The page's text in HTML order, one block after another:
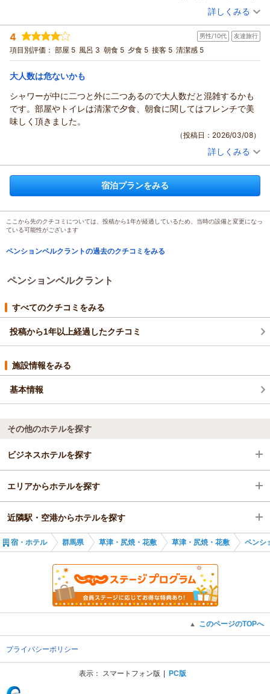
投稿者： やにゅさん(女性/50代)
宿泊プラン： ◇ファミリープラン◇和洋室《洗面台・トイレつき》
和洋室
朝・夕
宿泊価格帯： 14,001～15,000円(大人一人あたり/税込)
詳しくみる
4 男性/10代 友達旅行
項目別評価： 部屋 5 風呂 3 朝食 5 夕食 5 接客 5 清潔感 5
大人数は危ないかも
シャワーが中に二つと外に二つあるので大人数だと混雑するかも
です。部屋やトイレは清潔で夕食、朝食に関してはフレンチで美
味しく頂きました。
（投稿日：2026/03/08）
投稿者： せいさん(男性/10代)
宿泊プラン： 温泉三昧プラン《お得な大滝の湯利用券付♪》
和洋室
詳しくみる
宿泊プランをみる
ここから先のクチコミについては、投稿から1年が経過しているため、当時の設備と変更になっ
ている可能性がございます
ペンションベルクラントの過去のクチコミをみる
ペンションベルクラント
すべてのクチコミをみる
投稿から1年以上経過したクチコミ
施設情報をみる
基本情報
その他のホテルを探す
ビジネスホテルを探す
群馬県
草津・尻焼・花敷
長野原草津口駅
エリアからホテルを探す
群馬県
草津・尻焼・花敷
長野原草津口駅
近隣駅・空港からホテルを探す
長野原草津口駅
川原湯温泉駅
宿・ホテル 群馬県 草津・尻焼・花敷 草津・尻焼・花敷 ペンシ
▲ このページのTOPへ
プライバシーポリシー
表示： スマートフォン版 PC版